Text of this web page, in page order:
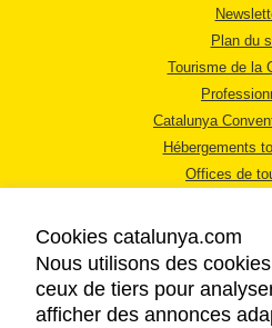
Plan du
Tourisme de la
Catalunya
Hébergements
Offices de
Cookies catalunya.com
Nous utilisons des
ceux de tiers pour
afficher des annonces